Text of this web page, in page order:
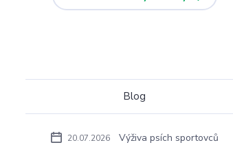
Blog
20.07.2026 Výživa psích sportovců